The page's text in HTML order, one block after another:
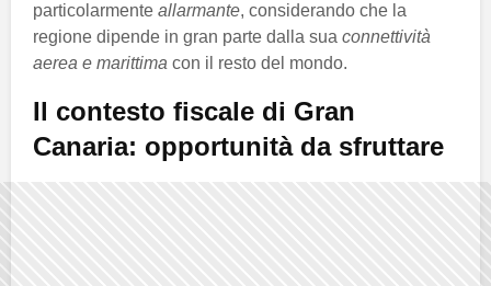
particolarmente allarmante, considerando che la
regione dipende in gran parte dalla sua connettività
aerea e marittima con il resto del mondo.
Il contesto fiscale di Gran
Canaria: opportunità da sfruttare